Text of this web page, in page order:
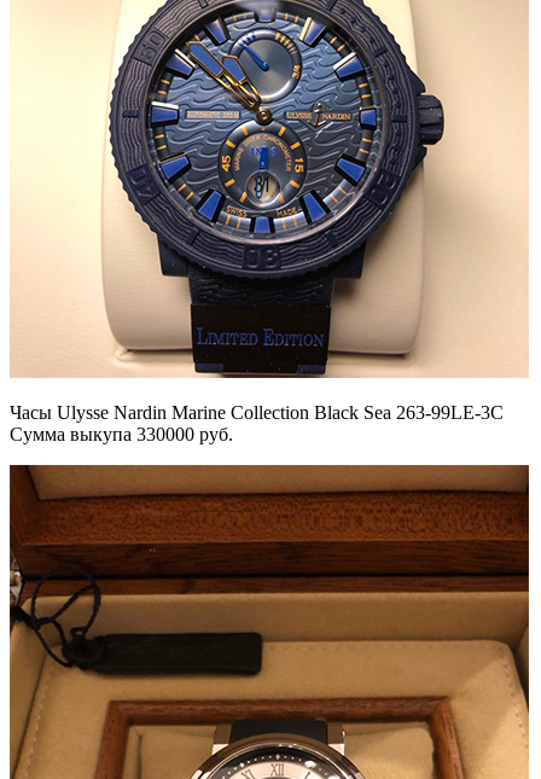
Часы Ulysse Nardin Marine Collection Black Sea 263-99LE-3C
Сумма выкупа 330000 руб.